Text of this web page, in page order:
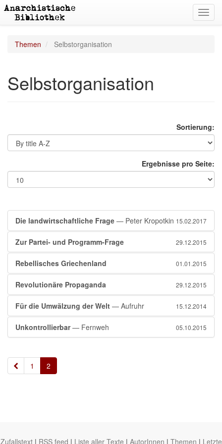
Themen Selbstorganisation
Selbstorganisation
Sortierung:
Ergebnisse pro Seite:
Die landwirtschaftliche Frage — Peter Kropotkin 15.02.2017
Zur Partei- und Programm-Frage 29.12.2015
Rebellisches Griechenland 01.01.2015
Revolutionäre Propaganda 29.12.2015
Für die Umwälzung der Welt — Aufruhr 15.12.2014
Unkontrollierbar— Fernweh 05.10.2015
« 1 2
Zufallstext | RSS feed | Liste aller Texte | AutorInnen | Themen | Letzte